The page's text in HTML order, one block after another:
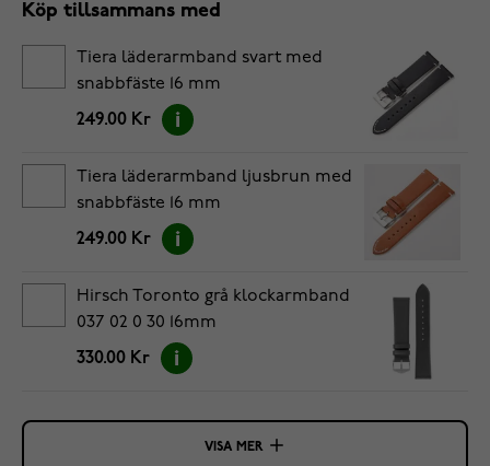
Köp tillsammans med
Tiera läderarmband svart med
snabbfäste 16 mm
249.00 Kr
Tiera läderarmband ljusbrun med
snabbfäste 16 mm
249.00 Kr
Hirsch Toronto grå klockarmband
037 02 0 30 16mm
330.00 Kr
VISA MER